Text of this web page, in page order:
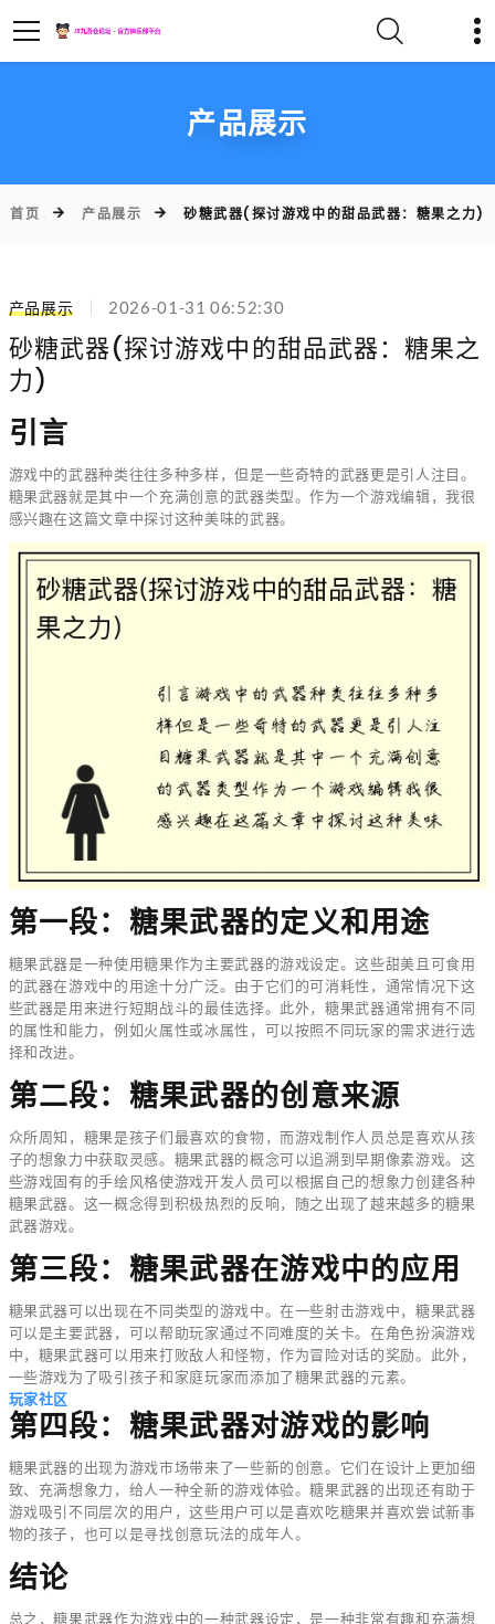
产品展示
首页 产品展示 砂糖武器(探讨游戏中的甜品武器：糖果之力)
产品展示 2026-01-31 06:52:30
砂糖武器(探讨游戏中的甜品武器：糖果之
力)
引言
游戏中的武器种类往往多种多样，但是一些奇特的武器更是引人注目。
糖果武器就是其中一个充满创意的武器类型。作为一个游戏编辑，我很
感兴趣在这篇文章中探讨这种美味的武器。
第一段：糖果武器的定义和用途
糖果武器是一种使用糖果作为主要武器的游戏设定。这些甜美且可食用
的武器在游戏中的用途十分广泛。由于它们的可消耗性，通常情况下这
些武器是用来进行短期战斗的最佳选择。此外，糖果武器通常拥有不同
的属性和能力，例如火属性或冰属性，可以按照不同玩家的需求进行选
择和改进。
第二段：糖果武器的创意来源
众所周知，糖果是孩子们最喜欢的食物，而游戏制作人员总是喜欢从孩
子的想象力中获取灵感。糖果武器的概念可以追溯到早期像素游戏。这
些游戏固有的手绘风格使游戏开发人员可以根据自己的想象力创建各种
糖果武器。这一概念得到积极热烈的反响，随之出现了越来越多的糖果
武器游戏。
第三段：糖果武器在游戏中的应用
糖果武器可以出现在不同类型的游戏中。在一些射击游戏中，糖果武器
可以是主要武器，可以帮助玩家通过不同难度的关卡。在角色扮演游戏
中，糖果武器可以用来打败敌人和怪物，作为冒险对话的奖励。此外，
一些游戏为了吸引孩子和家庭玩家而添加了糖果武器的元素。
玩家社区
第四段：糖果武器对游戏的影响
糖果武器的出现为游戏市场带来了一些新的创意。它们在设计上更加细
致、充满想象力，给人一种全新的游戏体验。糖果武器的出现还有助于
游戏吸引不同层次的用户，这些用户可以是喜欢吃糖果并喜欢尝试新事
物的孩子，也可以是寻找创意玩法的成年人。
结论
总之，糖果武器作为游戏中的一种武器设定，是一种非常有趣和充满想